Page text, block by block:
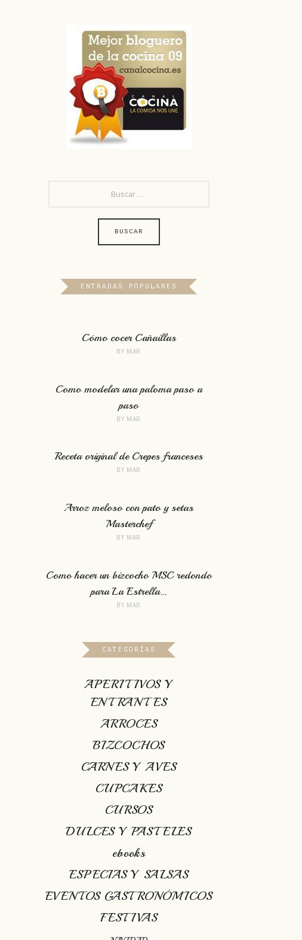
ENTRADAS POPULARES
Cómo cocer Cañaillas
BY MAR
Como modelar una paloma paso a
paso
BY MAR
Receta original de Crepes franceses
BY MAR
Arroz meloso con pato y setas
Masterchef
BY MAR
Como hacer un bizcocho MSC redondo
para La Estrella…
BY MAR
CATEGORÍAS
APERITIVOS Y
ENTRANTES
ARROCES
BIZCOCHOS
CARNES Y AVES
CUPCAKES
CURSOS
DULCES Y PASTELES
ebooks
ESPECIAS Y SALSAS
EVENTOS GASTRONÓMICOS
FESTIVAS